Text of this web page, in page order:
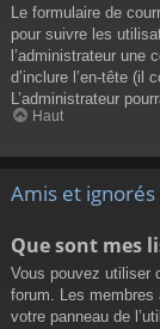
Le formulaire de
pour suivre les
l’administrateur
d’inclure l’en-tête (il
L’administrateur
Haut
Amis et ignorés
Que sont mes
Vous pouvez utiliser
forum. Les membres
votre panneau de